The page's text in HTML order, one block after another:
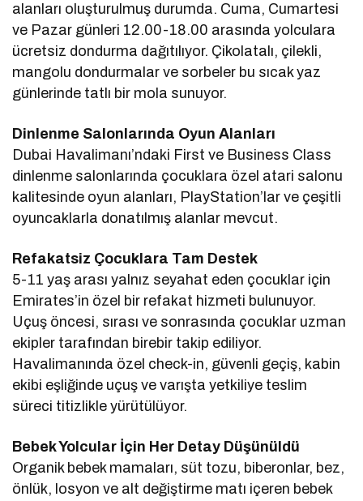
alanları oluşturulmuş durumda. Cuma, Cumartesi
ve Pazar günleri 12.00-18.00 arasında yolculara
ücretsiz dondurma dağıtılıyor. Çikolatalı, çilekli,
mangolu dondurmalar ve sorbeler bu sıcak yaz
günlerinde tatlı bir mola sunuyor.
Dinlenme Salonlarında Oyun Alanları
Dubai Havalimanı’ndaki First ve Business Class
dinlenme salonlarında çocuklara özel atari salonu
kalitesinde oyun alanları, PlayStation’lar ve çeşitli
oyuncaklarla donatılmış alanlar mevcut.
Refakatsiz Çocuklara Tam Destek
5-11 yaş arası yalnız seyahat eden çocuklar için
Emirates’in özel bir refakat hizmeti bulunuyor.
Uçuş öncesi, sırası ve sonrasında çocuklar uzman
ekipler tarafından birebir takip ediliyor.
Havalimanında özel check-in, güvenli geçiş, kabin
ekibi eşliğinde uçuş ve varışta yetkiliye teslim
süreci titizlikle yürütülüyor.
Bebek Yolcular İçin Her Detay Düşünüldü
Organik bebek mamaları, süt tozu, biberonlar, bez,
önlük, losyon ve alt değiştirme matı içeren bebek